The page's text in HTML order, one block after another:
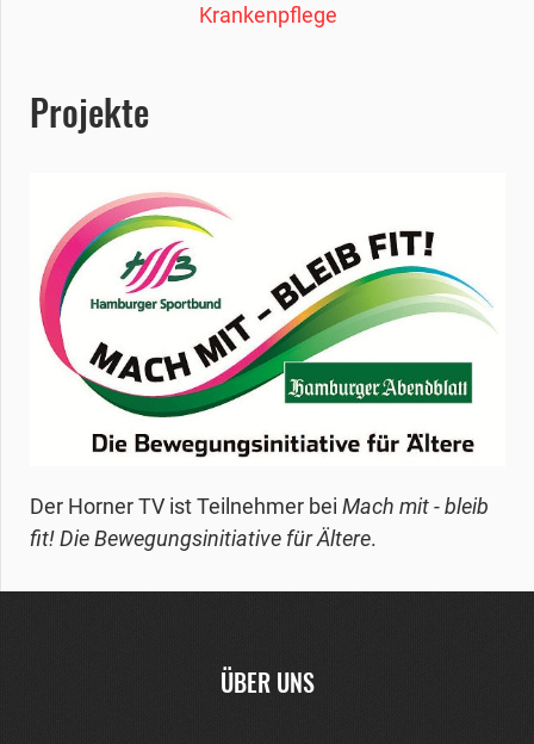
Krankenpflege
Projekte
Der Horner TV ist Teilnehmer bei Mach mit - bleib
fit! Die Bewegungsinitiative für Ältere.
ÜBER UNS